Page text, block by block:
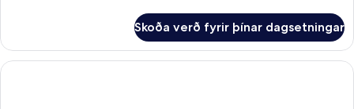
-
heitur
pottur
Skoða verð fyrir þínar dagsetningar